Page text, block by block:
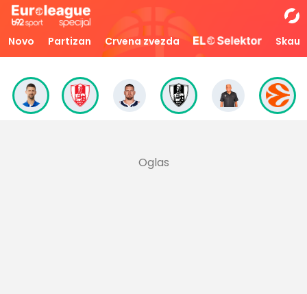
Novo Partizan Crvena zvezda Skaut